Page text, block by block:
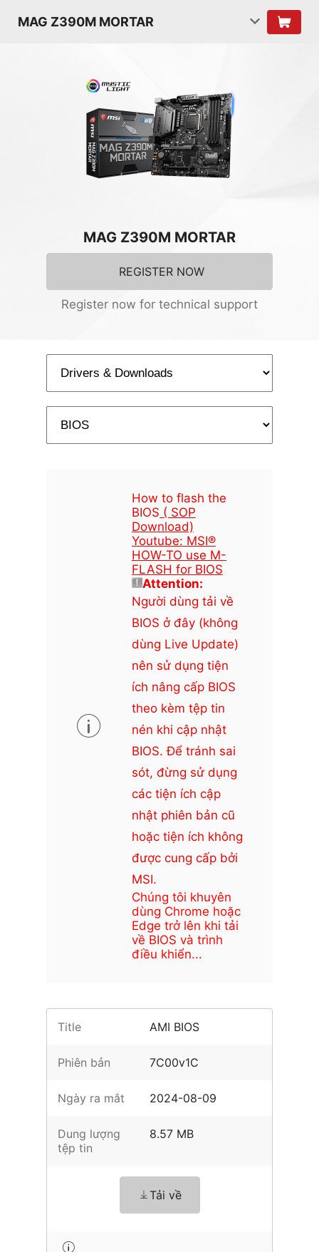
MAG Z390M MORTAR
MAG Z390M MORTAR
REGISTER NOW
Register now for technical support
How to flash the
BIOS ( SOP
Download)
Youtube: MSI®
HOW-TO use M-
FLASH for BIOS
Attention:
Người dùng tải về
BIOS ở đây (không
dùng Live Update)
nên sử dụng tiện
ích nâng cấp BIOS
theo kèm tệp tin
nén khi cập nhật
BIOS. Để tránh sai
sót, đừng sử dụng
các tiện ích cập
nhật phiên bản cũ
hoặc tiện ích không
được cung cấp bởi
MSI.
Chúng tôi khuyên
dùng Chrome hoặc
Edge trở lên khi tải
về BIOS và trình
điều khiển...
Title AMI BIOS
Phiên bản 7C00v1C
Ngày ra mắt 2024-08-09
Dung lượng
tệp tin
8.57 MB
Tải về